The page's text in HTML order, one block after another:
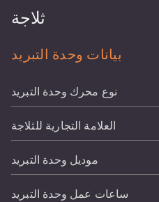
ثلاجة
بيانات وحدة التبريد
نوع محرك وحدة التبريد
العلامة التجارية للثلاجة
موديل وحدة التبريد
ساعات عمل وحدة التبريد